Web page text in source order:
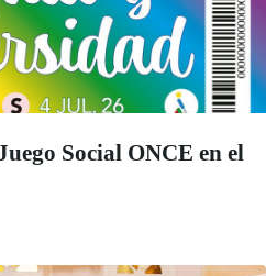
Social ONCE en el